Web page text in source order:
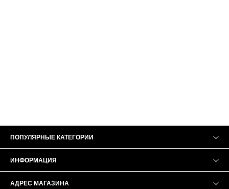
ПОПУЛЯРНЫЕ КАТЕГОРИИ
ИНФОРМАЦИЯ
АДРЕС МАГАЗИНА